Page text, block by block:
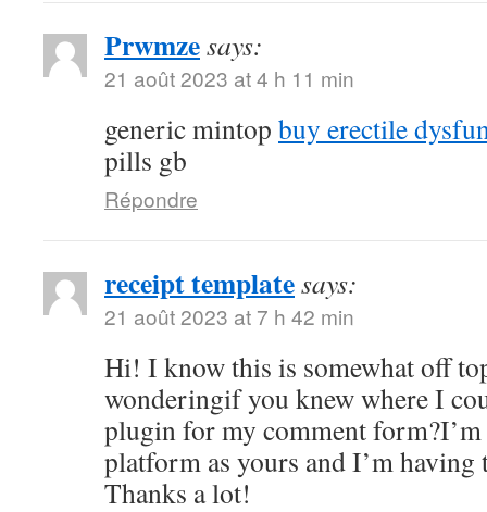
Prwmzesays:
21 août 2023 at 4 h 11 min
generic mintop buy erectile
pills gb
Répondre
receipt templatesays:
21 août 2023 at 7 h 42 min
Hi! I know this is somewhat off
wonderingif you knew where I
plugin for my comment
platform as yours and I’m
Thanks a lot!